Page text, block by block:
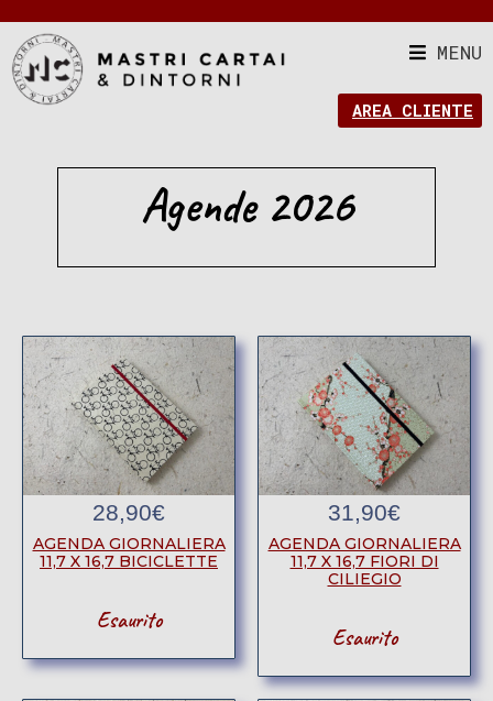
MENU
AREA CLIENTE
Agende 2026
28,90€
AGENDA GIORNALIERA
11,7 X 16,7 BICICLETTE
Esaurito
31,90€
AGENDA GIORNALIERA
11,7 X 16,7 FIORI DI
CILIEGIO
Esaurito